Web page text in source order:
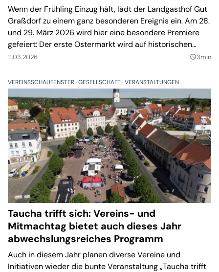
Wenn der Frühling Einzug hält, lädt der Landgasthof Gut
Graßdorf zu einem ganz besonderen Ereignis ein. Am 28.
und 29. März 2026 wird hier eine besondere Premiere
gefeiert: Der erste Ostermarkt wird auf historischen
Gutshof stattfinden.
11.03.2026 query_builder3min
VEREINSSCHAUFENSTER GESELLSCHAFT VERANSTALTUNGEN
Taucha trifft sich: Vereins- und
Mitmachtag bietet auch dieses Jahr
abwechslungsreiches Programm
Auch in diesem Jahr planen diverse Vereine und
Initiativen wieder die bunte Veranstaltung „Taucha trifft